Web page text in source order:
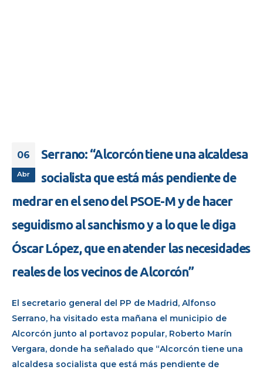
06
Abr
Serrano: “Alcorcón tiene una alcaldesa
socialista que está más pendiente de
medrar en el seno del PSOE-M y de hacer
seguidismo al sanchismo y a lo que le diga
Óscar López, que en atender las necesidades
reales de los vecinos de Alcorcón”
El secretario general del PP de Madrid, Alfonso
Serrano, ha visitado esta mañana el municipio de
Alcorcón junto al portavoz popular, Roberto Marín
Vergara, donde ha señalado que “Alcorcón tiene una
alcaldesa socialista que está más pendiente de